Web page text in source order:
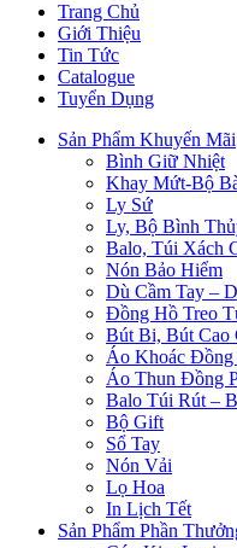
Trang Chủ
Giới Thiệu
Tin Tức
Catalogue
Tuyển Dụng
Sản Phẩm Khuyến Mãi
Bình Giữ Nhiệt
Khay Mứt-Bộ
Ly Sứ
Ly, Bộ Bình
Balo, Túi Xách
Nón Bảo Hiểm
Dù Cầm Tay –
Đồng Hồ Treo
Bút Bi, Bút Cao
Áo Khoác Đồng
Áo Thun Đồng
Balo Túi Rút –
Bộ Gift
Sổ Tay
Nón Vải
Lọ Hoa
In Lịch Tết
Sản Phẩm Phần